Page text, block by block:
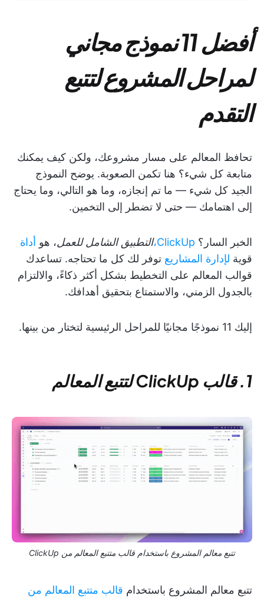
أفضل 11 نموذج مجاني
لمراحل المشروع لتتبع
التقدم
تحافظ المعالم على مسار مشروعك، ولكن كيف يمكنك
متابعة كل شيء؟ هنا تكمن الصعوبة. يوضح النموذج
الجيد كل شيء — ما تم إنجازه، وما هو التالي، وما يحتاج
إلى اهتمامك — حتى لا تضطر إلى التخمين.
الخبر السار؟ ClickUp، التطبيق الشامل للعمل، هو أداة
قوية لإدارة المشاريع توفر لك كل ما تحتاجه. تساعدك
قوالب المعالم على التخطيط بشكل أكثر ذكاءً، والالتزام
بالجدول الزمني، والاستمتاع بتحقيق أهدافك.
إليك 11 نموذجًا مجانيًا للمراحل الرئيسية لتختار من بينها.
1. قالب ClickUp لتتبع المعالم
تتبع معالم المشروع باستخدام قالب متتبع المعالم من ClickUp
تتبع معالم المشروع باستخدام قالب متتبع المعالم من